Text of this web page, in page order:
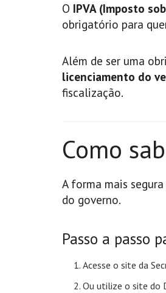
O IPVA (Imposto
obrigatório para
Além de ser uma
licenciamento do
fiscalização.
Como
A forma mais
do governo.
Passo a passo
Acesse o site da
Ou utilize o site do